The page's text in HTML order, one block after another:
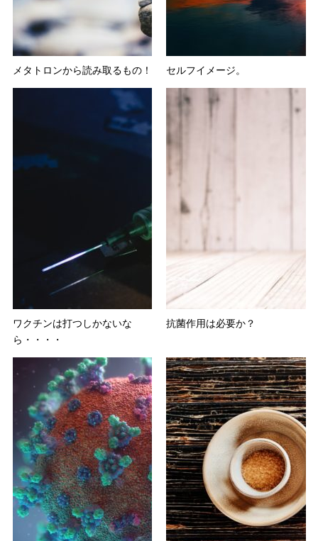
メタトロンから読み取るもの！ セルフイメージ。
ワクチンは打つしかないな
ら・・・・
抗菌作用は必要か？